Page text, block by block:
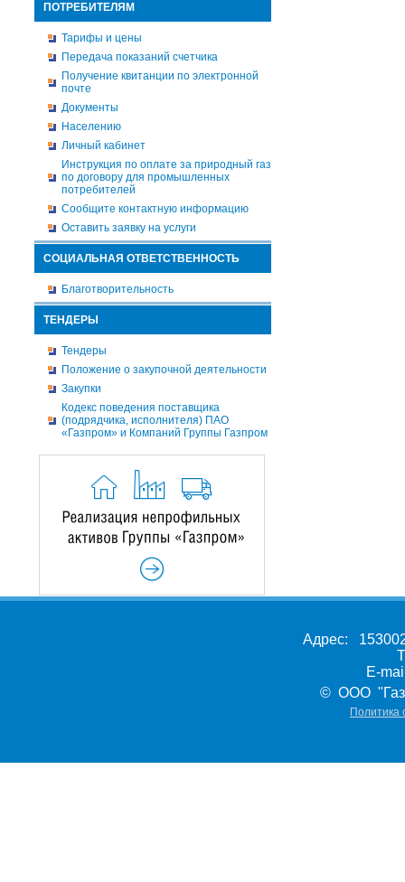
ПОТРЕБИТЕЛЯМ
Тарифы и цены
Передача показаний счетчика
Получение квитанции по электронной
почте
Документы
Населению
Личный кабинет
Инструкция по оплате за природный газ
по договору для промышленных
потребителей
Сообщите контактную информацию
Оставить заявку на услуги
СОЦИАЛЬНАЯ ОТВЕТСТВЕННОСТЬ
Благотворительность
ТЕНДЕРЫ
Тендеры
Положение о закупочной деятельности
Закупки
Кодекс поведения поставщика
(подрядчика, исполнителя) ПАО
«Газпром» и Компаний Группы Газпром
Адрес:
E-
© ООО
Политика